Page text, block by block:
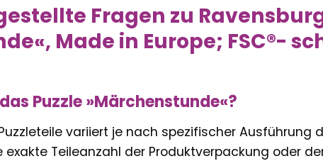
Fragen zu
Made in Europe; FSC®-
Puzzle »Märchenstunde«?
variiert je nach spezifischer Ausführung
exakte Teileanzahl der Produktverpackung oder